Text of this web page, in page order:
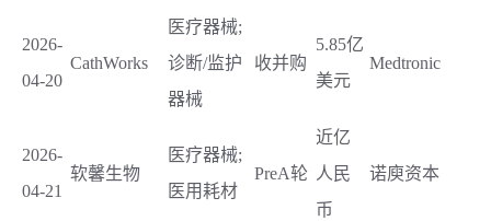
2026-
04-20
CathWorks
医疗器械;
诊断/监护
器械
收并购
5.85亿
美元
Medtronic
2026-
04-21
软馨生物
医疗器械;
医用耗材
PreA轮
近亿
人民
币
诺庾资本